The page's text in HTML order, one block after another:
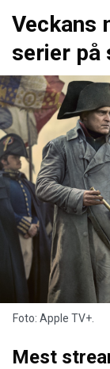
Veckans
serier på
Foto: Apple TV+.
Mest